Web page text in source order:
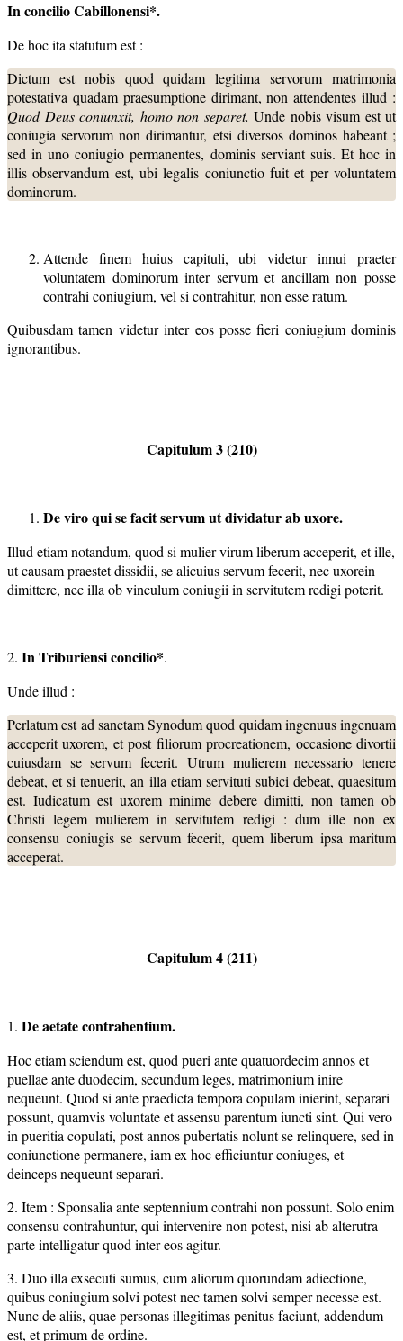
In concilio Cabillonensi*.
De hoc ita statutum est :
Dictum est nobis quod quidam legitima servorum matrimonia
potestativa quadam praesumptione dirimant, non attendentes illud :
Quod Deus coniunxit, homo non separet. Unde nobis visum est ut
coniugia servorum non dirimantur, etsi diversos dominos habeant ;
sed in uno coniugio permanentes, dominis serviant suis. Et hoc in
illis observandum est, ubi legalis coniunctio fuit et per voluntatem
dominorum.
Attende finem huius capituli, ubi videtur innui praeter
voluntatem dominorum inter servum et ancillam non posse
contrahi coniugium, vel si contrahitur, non esse ratum.
Quibusdam tamen videtur inter eos posse fieri coniugium dominis
ignorantibus.
Capitulum 3 (210)
De viro qui se facit servum ut dividatur ab uxore.
Illud etiam notandum, quod si mulier virum liberum acceperit, et ille,
ut causam praestet dissidii, se alicuius servum fecerit, nec uxorein
dimittere, nec illa ob vinculum coniugii in servitutem redigi poterit.
2. In Triburiensi concilio*.
Unde illud :
Perlatum est ad sanctam Synodum quod quidam ingenuus ingenuam
acceperit uxorem, et post filiorum procreationem, occasione divortii
cuiusdam se servum fecerit. Utrum mulierem necessario tenere
debeat, et si tenuerit, an illa etiam servituti subici debeat, quaesitum
est. Iudicatum est uxorem minime debere dimitti, non tamen ob
Christi legem mulierem in servitutem redigi : dum ille non ex
consensu coniugis se servum fecerit, quem liberum ipsa maritum
acceperat.
Capitulum 4 (211)
1. De aetate contrahentium.
Hoc etiam sciendum est, quod pueri ante quatuordecim annos et
puellae ante duodecim, secundum leges, matrimonium inire
nequeunt. Quod si ante praedicta tempora copulam inierint, separari
possunt, quamvis voluntate et assensu parentum iuncti sint. Qui vero
in pueritia copulati, post annos pubertatis nolunt se relinquere, sed in
coniunctione permanere, iam ex hoc efficiuntur coniuges, et
deinceps nequeunt separari.
2. Item : Sponsalia ante septennium contrahi non possunt. Solo enim
consensu contrahuntur, qui intervenire non potest, nisi ab alterutra
parte intelligatur quod inter eos agitur.
3. Duo illa exsecuti sumus, cum aliorum quorundam adiectione,
quibus coniugium solvi potest nec tamen solvi semper necesse est.
Nunc de aliis, quae personas illegitimas penitus faciunt, addendum
est, et primum de ordine.